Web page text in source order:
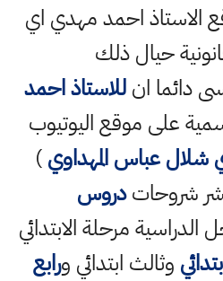
الاستاذ احمد مهدي اي
حيال ذلك
دائما انللاستاذ احمد
على موقع اليوتيوب
عباس المهداوي)
شروحاتدروس
الدراسية مرحلة الابتدائي
وثالث ابتدائي ورابع